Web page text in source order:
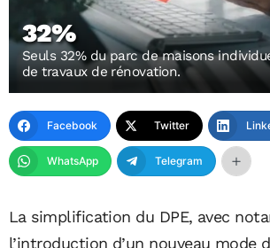
32%
Seuls 32% du parc de maisons
de travaux de rénovation.
Facebook Twitter
WhatsApp Telegram
La simplification du DPE, avec
l’introduction d’un nouveau mode